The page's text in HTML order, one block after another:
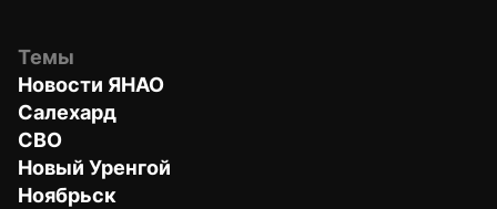
Темы
Новости ЯНАО
Салехард
СВО
Новый Уренгой
Ноябрьск